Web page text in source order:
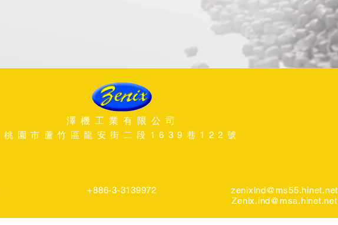
澤機工業有限公司
桃園市蘆竹區龍安街二段1639巷122號
+886-3-3139972
zenixind@ms55.hinet.net
Zenix.ind@msa.hinet.net